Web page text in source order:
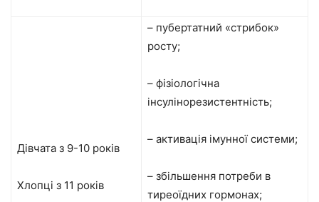
Дівчата з 9-10 років
Хлопці з 11 років
– пубертатний «стрибок»
росту;
– фізіологічна
інсулінорезистентність;
– активація імунної системи;
– збільшення потреби в
тиреоїдних гормонах;